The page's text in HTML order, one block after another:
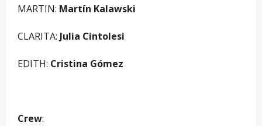
MARTIN: Martín Kalawski
CLARITA: Julia Cintolesi
EDITH: Cristina Gómez
Crew: